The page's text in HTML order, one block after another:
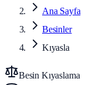
Ana Sayfa
Besinler
Kıyasla
Besin Kıyaslama